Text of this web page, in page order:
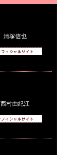
清塚信也
西村由紀江